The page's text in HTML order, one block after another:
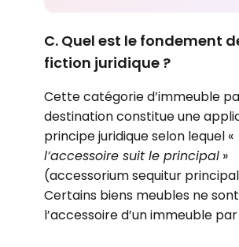
C. Quel est le fondement
fiction juridique ?
Cette catégorie d’immeuble
destination constitue une
principe juridique selon lequel «
l’accessoire suit le principal »
(accessorium sequitur
Certains biens meubles ne
l’accessoire d’un immeuble